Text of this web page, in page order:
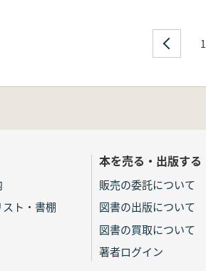
1
ト・書棚
本を売る・出版する
販売の委託について
図書の出版について
図書の買取について
著者ログイン